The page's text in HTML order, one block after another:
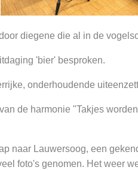
diegene die al in de
'bier' besproken.
onderhoudende
de harmonie "Takjes
naar Lauwersoog, een
foto's genomen. Het weer